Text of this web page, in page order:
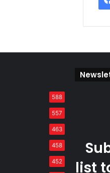
588
557
463
458
452
list